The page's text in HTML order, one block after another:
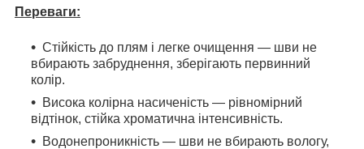
Переваги:
Стійкість до плям і легке очищення — шви не
вбирають забруднення, зберігають первинний
колір.
Висока колірна насиченість — рівномірний
відтінок, стійка хроматична інтенсивність.
Водонепроникність — шви не вбирають вологу,